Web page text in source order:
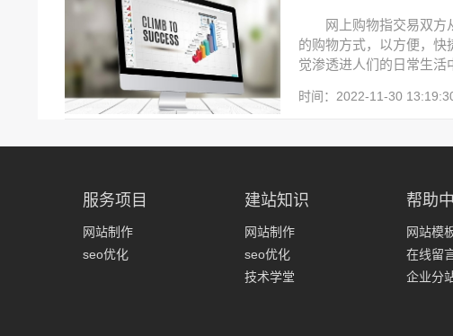
网上购物指交易双
的购物方式，以方便，快
觉渗透进人们的日常生活
时间：2022-11-30
服务项目
网站制作
seo优化
建站知识
网站制作
seo优化
技术学堂
帮助
网站模
在线留
企业分